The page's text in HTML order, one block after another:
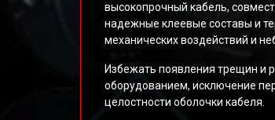
высокопрочный кабель,
надежные клеевые составы и
механических воздействий и
Избежать появления трещин и
оборудованием, исключение
целостности оболочки кабеля.